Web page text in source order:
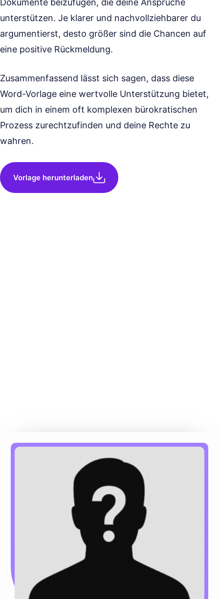
Dokumente beizufügen, die deine Ansprüche
unterstützen. Je klarer und nachvollziehbarer du
argumentierst, desto größer sind die Chancen auf
eine positive Rückmeldung.
Zusammenfassend lässt sich sagen, dass diese
Word-Vorlage eine wertvolle Unterstützung bietet,
um dich in einem oft komplexen bürokratischen
Prozess zurechtzufinden und deine Rechte zu
wahren.
Vorlage herunterladen